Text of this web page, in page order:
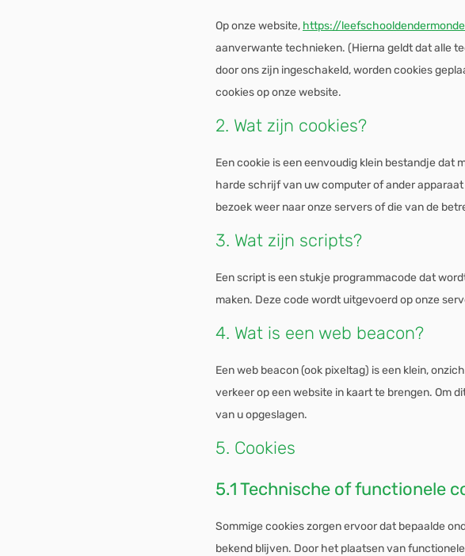
Op onze website, https://
aanverwante technieken. (Hierna geldt dat alle
door ons zijn ingeschakeld, worden cookies
cookies op onze website.
2. Wat zijn cookies?
Een cookie is een eenvoudig klein bestandje dat
harde schrijf van uw computer of ander
bezoek weer naar onze servers of die van de
3. Wat zijn scripts?
Een script is een stukje programmacode dat
maken. Deze code wordt uitgevoerd op onze
4. Wat is een web beacon?
Een web beacon (ook pixeltag) is een klein,
verkeer op een website in kaart te brengen. Om
van u opgeslagen.
5. Cookies
5.1 Technische of functionele
Sommige cookies zorgen ervoor dat bepaalde
bekend blijven. Door het plaatsen van